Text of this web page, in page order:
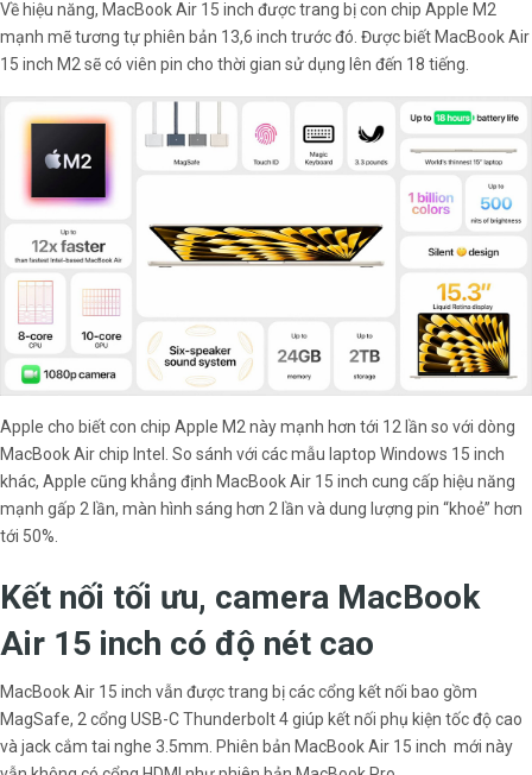
Về hiệu năng, MacBook Air 15 inch được trang bị con chip Apple M2
mạnh mẽ tương tự phiên bản 13,6 inch trước đó. Được biết MacBook Air
15 inch M2 sẽ có viên pin cho thời gian sử dụng lên đến 18 tiếng.
Apple cho biết con chip Apple M2 này mạnh hơn tới 12 lần so với dòng
MacBook Air chip Intel. So sánh với các mẫu laptop Windows 15 inch
khác, Apple cũng khẳng định MacBook Air 15 inch cung cấp hiệu năng
mạnh gấp 2 lần, màn hình sáng hơn 2 lần và dung lượng pin “khoẻ” hơn
tới 50%.
Kết nối tối ưu, camera MacBook
Air 15 inch có độ nét cao
MacBook Air 15 inch vẫn được trang bị các cổng kết nối bao gồm
MagSafe, 2 cổng USB-C Thunderbolt 4 giúp kết nối phụ kiện tốc độ cao
và jack cắm tai nghe 3.5mm. Phiên bản MacBook Air 15 inch mới này